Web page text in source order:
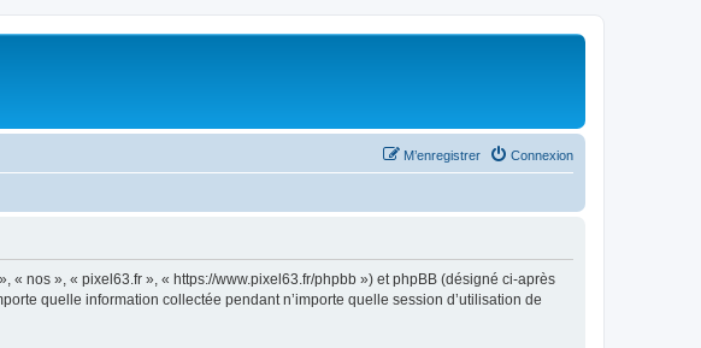
Connexion
M’enregistrer
nos », « pixel63.fr », « https://www.pixel63.fr/phpbb ») et phpBB (désigné ci-après
quelle information collectée pendant n’importe quelle session d’utilisation de